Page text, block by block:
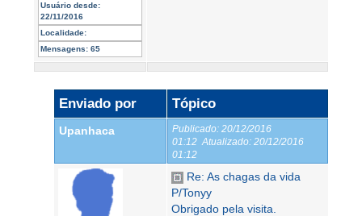
Usuário desde:
22/11/2016
Localidade:
Mensagens: 65
Enviado por Tópico
Upanhaca Publicado: 20/12/2016
01:12 Atualizado: 20/12/2016
01:12
Re: As chagas da vida
P/Tonyy
Obrigado pela visita.